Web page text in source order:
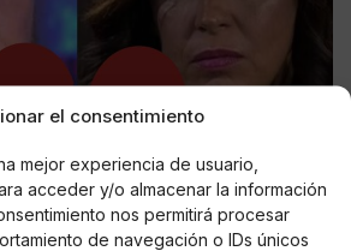
el consentimiento
mejor experiencia de usuario,
acceder y/o almacenar la información
nos permitirá procesar
de navegación o IDs únicos